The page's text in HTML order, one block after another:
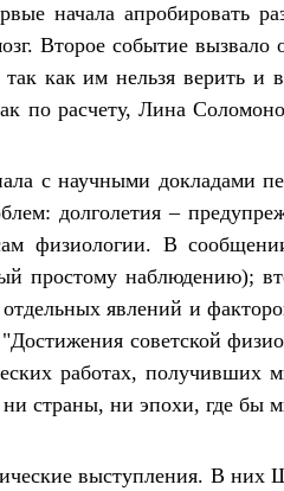
начала апробировать
Второе событие
как им нельзя верить
по расчету, Лина
с научными докладами
долголетия –
физиологии. В
простому наблюдению);
явлений и
советской
работах,
страны, ни эпохи, где бы
выступления. В них